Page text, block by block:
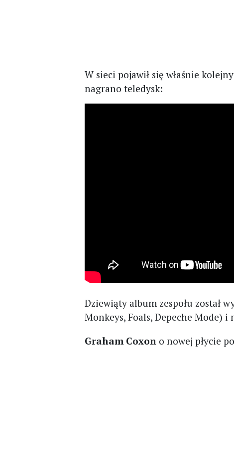
W sieci pojawił się właśnie
nagrano teledysk:
Dziewiąty album zespołu został
Monkeys, Foals, Depeche Mode)
Graham Coxon o nowej płycie